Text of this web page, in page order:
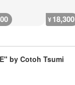
¥18,300
by Cotoh Tsumi